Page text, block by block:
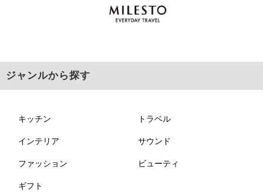
ジャンルから探す
キッチン トラベル
インテリア サウンド
ファッション ビューティ
ギフト